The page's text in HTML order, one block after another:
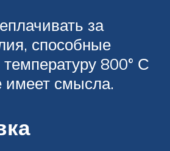
за
способные
800° С
имеет смысла.